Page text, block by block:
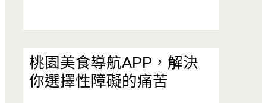
桃園美食導航APP，解決
你選擇性障礙的痛苦